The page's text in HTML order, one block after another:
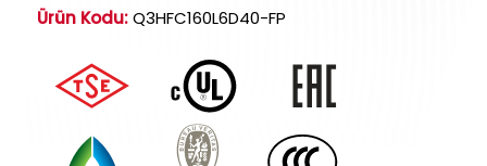
Ürün Kodu:Q3HFC160L6D40-FP